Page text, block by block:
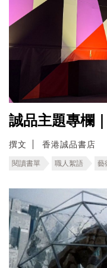
誠品主題專欄
撰文 香港誠品書店
閱讀書單 職人絮語 藝